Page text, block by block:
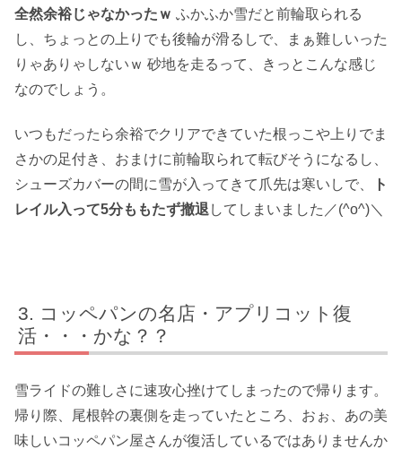
全然余裕じゃなかったｗ ふかふか雪だと前輪取られる
し、ちょっとの上りでも後輪が滑るしで、まぁ難しいった
りゃありゃしないｗ 砂地を走るって、きっとこんな感じ
なのでしょう。
いつもだったら余裕でクリアできていた根っこや上りでま
さかの足付き、おまけに前輪取られて転びそうになるし、
シューズカバーの間に雪が入ってきて爪先は寒いしで、
ト
レイル入って5分ももたず撤退してしまいました／(^o^)＼
コッペパンの名店・アプリコット復
活・・・かな？？
雪ライドの難しさに速攻心挫けてしまったので帰ります。
帰り際、尾根幹の裏側を走っていたところ、おぉ、あの美
味しいコッペパン屋さんが復活しているではありませんか